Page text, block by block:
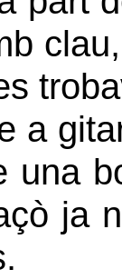
a
una
ja